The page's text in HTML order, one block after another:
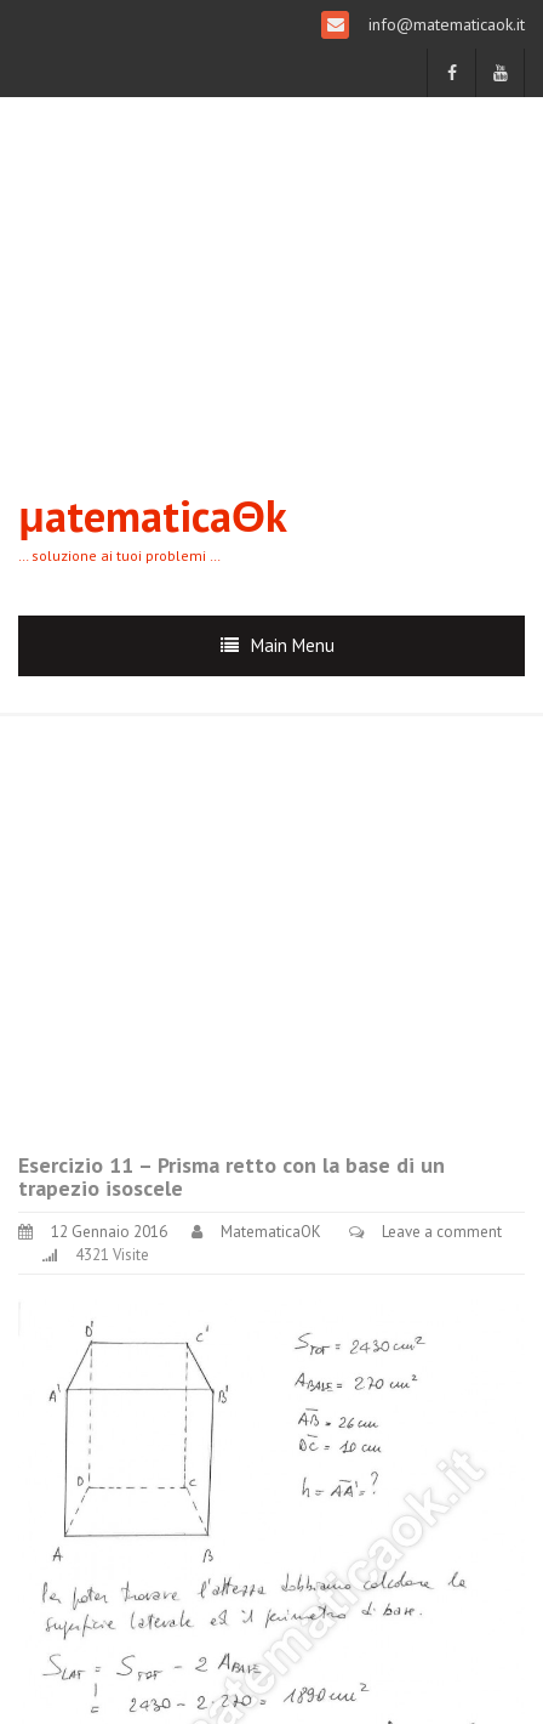
info@matematicaok.it
μatematicaΘk
… soluzione ai tuoi problemi …
Main Menu
Esercizio 11 – Prisma retto con la base di un
trapezio isoscele
12 Gennaio 2016 MatematicaOK
Leave a comment
4321 Visite